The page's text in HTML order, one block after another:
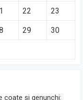
22 23
29 30
coate și genunchi: